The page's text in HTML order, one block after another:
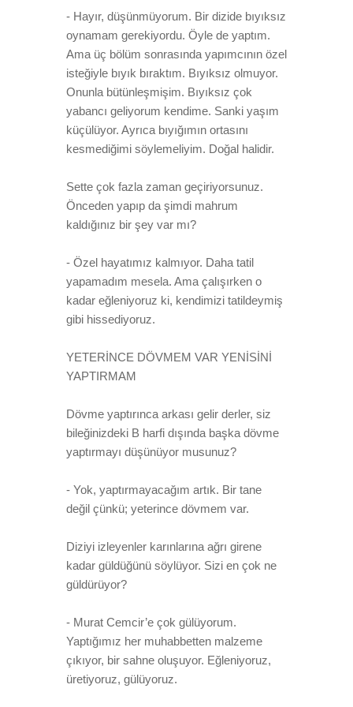
- Hayır, düşünmüyorum. Bir dizide bıyıksız
oynamam gerekiyordu. Öyle de yaptım.
Ama üç bölüm sonrasında yapımcının özel
isteğiyle bıyık bıraktım. Bıyıksız olmuyor.
Onunla bütünleşmişim. Bıyıksız çok
yabancı geliyorum kendime. Sanki yaşım
küçülüyor. Ayrıca bıyığımın ortasını
kesmediğimi söylemeliyim. Doğal halidir.
Sette çok fazla zaman geçiriyorsunuz.
Önceden yapıp da şimdi mahrum
kaldığınız bir şey var mı?
- Özel hayatımız kalmıyor. Daha tatil
yapamadım mesela. Ama çalışırken o
kadar eğleniyoruz ki, kendimizi tatildeymiş
gibi hissediyoruz.
YETERİNCE DÖVMEM VAR YENİSİNİ
YAPTIRMAM
Dövme yaptırınca arkası gelir derler, siz
bileğinizdeki B harfi dışında başka dövme
yaptırmayı düşünüyor musunuz?
- Yok, yaptırmayacağım artık. Bir tane
değil çünkü; yeterince dövmem var.
Diziyi izleyenler karınlarına ağrı girene
kadar güldüğünü söylüyor. Sizi en çok ne
güldürüyor?
- Murat Cemcir’e çok gülüyorum.
Yaptığımız her muhabbetten malzeme
çıkıyor, bir sahne oluşuyor. Eğleniyoruz,
üretiyoruz, gülüyoruz.